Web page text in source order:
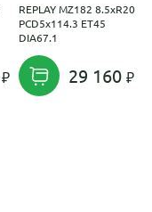
REPLAY MZ182 8.5xR20
PCD5x114.3 ET45
DIA67.1
29 160